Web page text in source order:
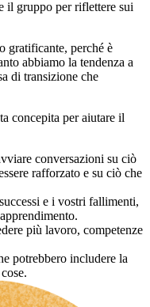
il gruppo per riflettere sui
gratificante, perché è
abbiamo la tendenza a
di transizione che
concepita per aiutare il
conversazioni su ciò
rafforzato e su ciò che
e i vostri fallimenti,
più lavoro, competenze
potrebbero includere la